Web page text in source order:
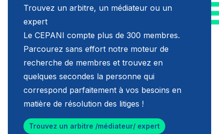
Trouvez un arbitre, un médiateur ou un
expert
Le CEPANI compte plus de 300 membres.
Parcourez sans effort notre moteur de
recherche de membres et trouvez en
quelques secondes la personne qui
correspond parfaitement à vos besoins en
matière de résolution des litiges !
Trouvez un arbitre /médiateur/ expert